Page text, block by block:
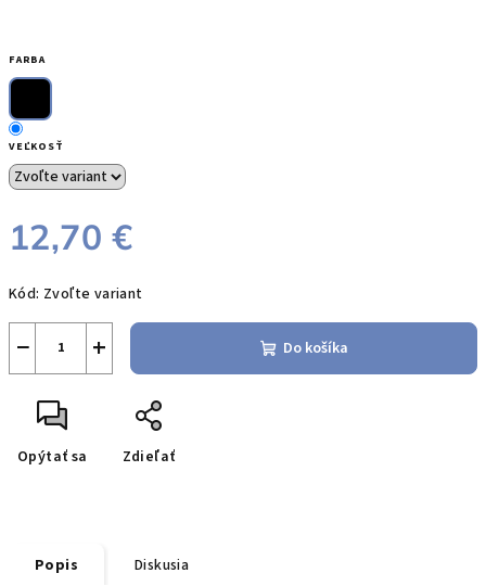
FARBA
VEĽKOSŤ
12,70 €
cena:
Kód: Zvoľte variant
+
− Do košíka
Opýtať sa Zdieľať
Popis Diskusia